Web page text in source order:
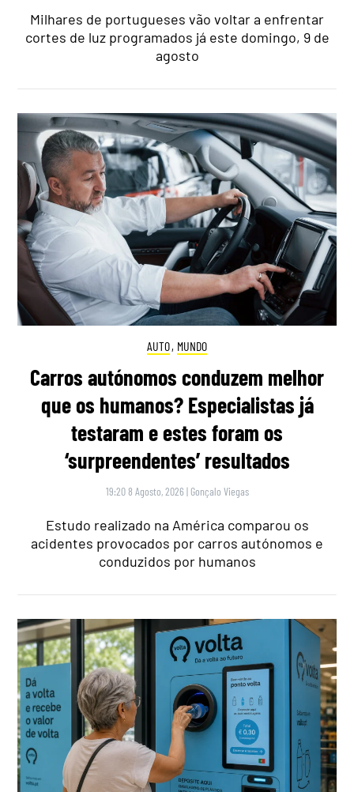
Milhares de portugueses vão voltar a enfrentar
cortes de luz programados já este domingo, 9 de
agosto
AUTO, MUNDO
Carros autónomos conduzem melhor
que os humanos? Especialistas já
testaram e estes foram os
‘surpreendentes’ resultados
19:20 8 Agosto, 2026 | Gonçalo Viegas
Estudo realizado na América comparou os
acidentes provocados por carros autónomos e
conduzidos por humanos